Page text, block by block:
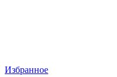
Избранное